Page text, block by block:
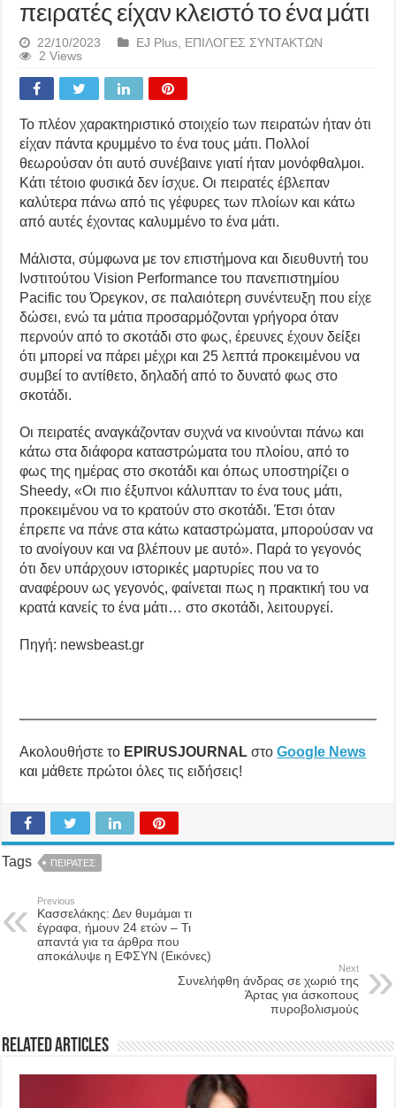
πειρατές είχαν κλειστό το ένα μάτι
22/10/2023 EJ Plus ΕΠΙΛΟΓΕΣ ΣΥΝΤΑΚΤΩΝ
2 Views
Το πλέον χαρακτηριστικό στοιχείο των πειρατών ήταν ότι
είχαν πάντα κρυμμένο το ένα τους μάτι. Πολλοί
θεωρούσαν ότι αυτό συνέβαινε γιατί ήταν μονόφθαλμοι.
Κάτι τέτοιο φυσικά δεν ίσχυε. Οι πειρατές έβλεπαν
καλύτερα πάνω από τις γέφυρες των πλοίων και κάτω
από αυτές έχοντας καλυμμένο το ένα μάτι.
Μάλιστα, σύμφωνα με τον επιστήμονα και διευθυντή του
Ινστιτούτου Vision Performance του πανεπιστημίου
Pacific του Όρεγκον, σε παλαιότερη συνέντευξη που είχε
δώσει, ενώ τα μάτια προσαρμόζονται γρήγορα όταν
περνούν από το σκοτάδι στο φως, έρευνες έχουν δείξει
ότι μπορεί να πάρει μέχρι και 25 λεπτά προκειμένου να
συμβεί το αντίθετο, δηλαδή από το δυνατό φως στο
σκοτάδι.
Οι πειρατές αναγκάζονταν συχνά να κινούνται πάνω και
κάτω στα διάφορα καταστρώματα του πλοίου, από το
φως της ημέρας στο σκοτάδι και όπως υποστηρίζει ο
Sheedy, «Οι πιο έξυπνοι κάλυπταν το ένα τους μάτι,
προκειμένου να το κρατούν στο σκοτάδι. Έτσι όταν
έπρεπε να πάνε στα κάτω καταστρώματα, μπορούσαν να
το ανοίγουν και να βλέπουν με αυτό». Παρά το γεγονός
ότι δεν υπάρχουν ιστορικές μαρτυρίες που να το
αναφέρουν ως γεγονός, φαίνεται πως η πρακτική του να
κρατά κανείς το ένα μάτι… στο σκοτάδι, λειτουργεί.
Πηγή: newsbeast.gr
Ακολουθήστε το EPIRUSJOURNAL στοGoogle News
και μάθετε πρώτοι όλες τις ειδήσεις!
Tags ΠΕΙΡΑΤΕΣ
Previous
Κασσελάκης: Δεν θυμάμαι τι
έγραφα, ήμουν 24 ετών – Τι
απαντά για τα άρθρα που
αποκάλυψε η ΕΦΣΥΝ (Εικόνες)
Next
Συνελήφθη άνδρας σε χωριό της
Άρτας για άσκοπους
πυροβολισμούς
Related Articles